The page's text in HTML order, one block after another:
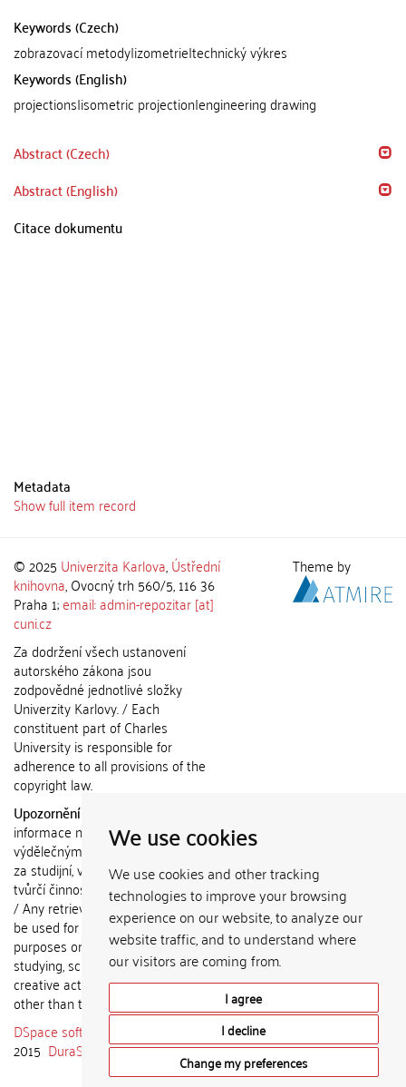
We use cookies
We use cookies and other tracking
technologies to improve your browsing
experience on our website, to analyze our
website traffic, and to understand where
our visitors are coming from.
I agree
I decline
Change my preferences
Keywords (Czech)
zobrazovací metody|izometrie|technický výkres
Keywords (English)
projections|isometric projection|engineering drawing
Abstract (Czech)
Abstract (English)
Citace dokumentu
Metadata
Show full item record
© 2025 Univerzita Karlova,Ústřední
knihovna, Ovocný trh 560/5, 116 36
Praha 1;email: admin-repozitar [at]
cuni.cz
Za dodržení všech ustanovení
autorského zákona jsou
zodpovědné jednotlivé složky
Univerzity Karlovy. / Each
constituent part of Charles
University is responsible for
adherence to all provisions of the
copyright law.
Upozornění / Notice:
informace nemohou být použity k
výdělečným účelům nebo vydávány
za studijní, vědeckou nebo jinou
tvůrčí činnost jiné osoby než autora.
/ Any retrieved information shall not
be used for any commercial
purposes or claimed as results of
studying, scientific or any other
creative activities of any person
other than the author.
DSpace software
2015 DuraSpace
Theme by